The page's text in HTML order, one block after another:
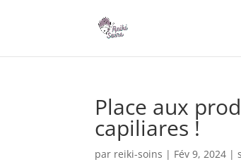
Place aux
capiliares !
par reiki-soins | Fév 9, 2024 |